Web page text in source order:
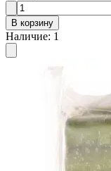
В корзину
Наличие: 1